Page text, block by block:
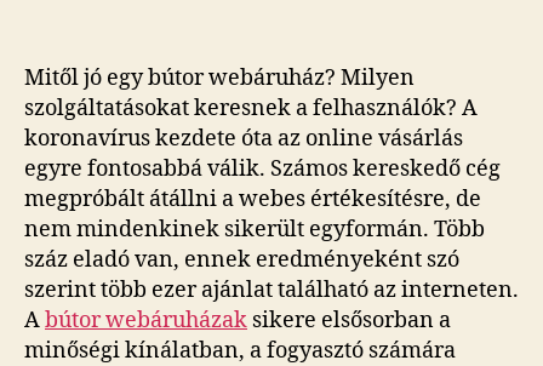
Mitől jó egy bútor webáruház? Milyen
szolgáltatásokat keresnek a felhasználók? A
koronavírus kezdete óta az online vásárlás
egyre fontosabbá válik. Számos kereskedő cég
megpróbált átállni a webes értékesítésre, de
nem mindenkinek sikerült egyformán. Több
száz eladó van, ennek eredményeként szó
szerint több ezer ajánlat található az interneten.
Abútor webáruházak sikere elsősorban a
minőségi kínálatban, a fogyasztó számára